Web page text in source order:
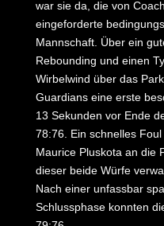
war sie da, die von
eingeforderte
Mannschaft. Über ein
Rebounding und einen
Wirbelwind über das
Guardians eine erste
13 Sekunden vor Ende
78:76. Ein schnelles
Maurice Pluskota an die
dieser beide Würfe
Nach einer unfassbar
Schlussphase konnten